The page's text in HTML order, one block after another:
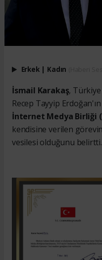
Erkek Kadın
İsmail Karakaş,
Recep Tayyip
İnternet Medya Birliği
kendisine verilen
vesilesi olduğunu belirtti.